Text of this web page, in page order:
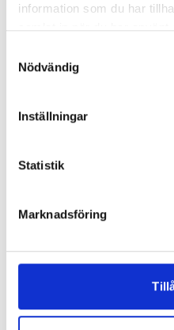
information som du har
Nödvändig
Inställningar
Statistik
Marknadsföring
GPL - Vitmålat